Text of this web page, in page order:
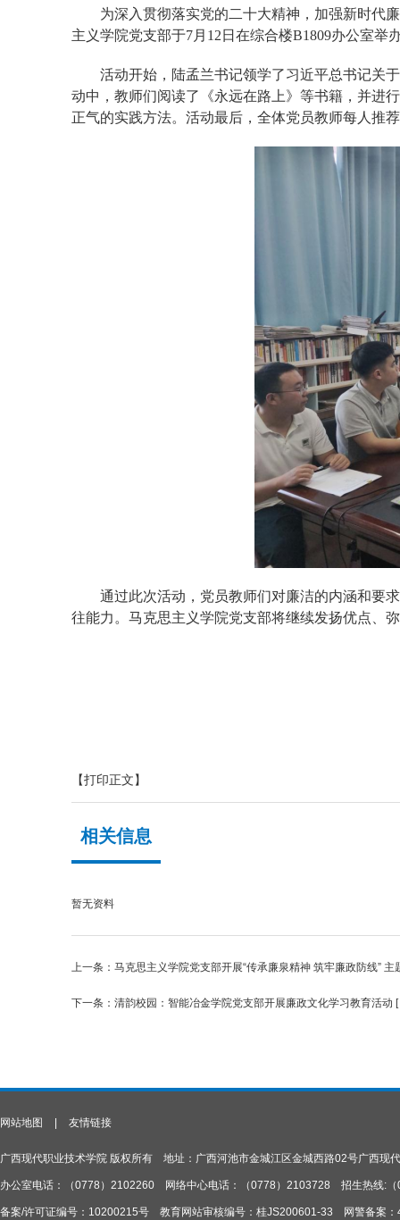
为深入贯彻落实党的二十大精神，加强新时代
主义学院党支部于7月 12日在综合楼B1809办公室举
活动开始， 陆孟兰书记领学了习近平总书记关
动中，教师们阅读了《永远在路上》等书籍，并进
正气的实践方法。 活动最后， 全体党员教师每人推
通过此次活动， 党员教师们对廉洁的内涵和要求
往能力 。 马克思主义学院党支部将继续发扬优点、
【打印正文】
相关信息
暂无资料
上一条： 马克思主义学院党支部开展“传承廉泉精神 筑牢廉政防线” 主
下一条： 清韵校园：智能冶金学院党支部开展廉政文化学习教育活动
网站地图 友情链接
广西现代职业技术学院 版权所有 地址：广西河池市金城江区金城西路02号广西现
办公室电话：（0778）2102260 网络中心电话：（0778）2103728 招生热线:
备案/许可证编号：10200215号 教育网站审核编号：桂JS200601-33 网警备